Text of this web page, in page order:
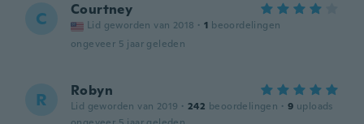
C Courtney
Lid geworden van 2018 · 1 beoordelingen
ongeveer 5 jaar geleden
R Robyn
Lid geworden van 2019 · 242 beoordelingen · 9 uploads